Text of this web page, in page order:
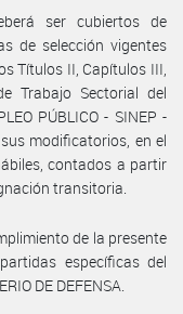
ser cubiertos de
de selección vigentes
Títulos II, Capítulos III,
Trabajo Sectorial del
PÚBLICO - SINEP -
modificatorios, en el
contados a partir
transitoria.
de la presente
específicas del
DE DEFENSA.